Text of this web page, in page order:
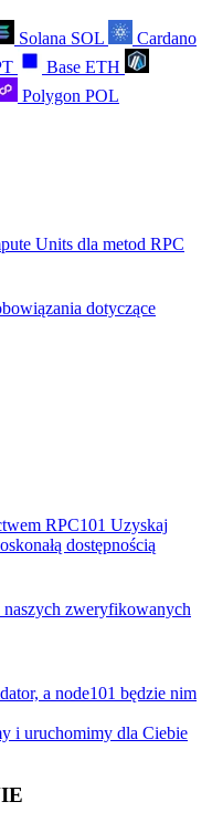
Solana SOL
Cardano
Base ETH
Polygon POL
Units dla metod RPC
dotyczące
RPC101 Uzyskaj
dostępnością
naszych zweryfikowanych
a node101 będzie nim
i uruchomimy dla Ciebie